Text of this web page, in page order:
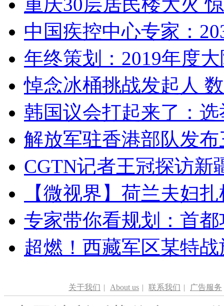
中国疾控中心专家：
年终策划：2019年度
悼念冰桶挑战发起人
韩国议会打起来了：
解放军驻香港部队发
CGTN记者王冠探访新
【微视界】荷兰夫妇
专家带你看规划：首
超燃！西藏军区某特
关于我们 | About us | 联系我们 | 广告服务